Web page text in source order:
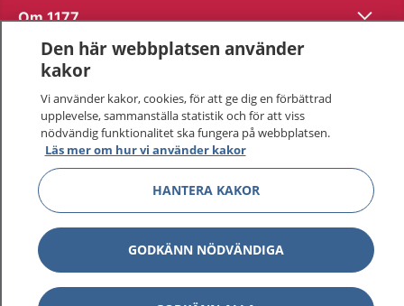
Om 1177 Visa
Kontakt
Behandling av personuppgifter
Hantering av kakor
Inställningar för kakor
1177 – en tjänst frånInera.
Den här webbplatsen använder
kakor
Vi använder kakor, cookies, för att ge dig en förbättrad
upplevelse, sammanställa statistik och för att viss
nödvändig funktionalitet ska fungera på webbplatsen.
Läs mer om hur vi använder kakor
HANTERA KAKOR
GODKÄNN NÖDVÄNDIGA